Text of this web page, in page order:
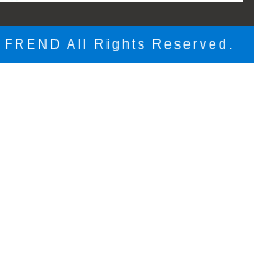
All Rights Reserved.